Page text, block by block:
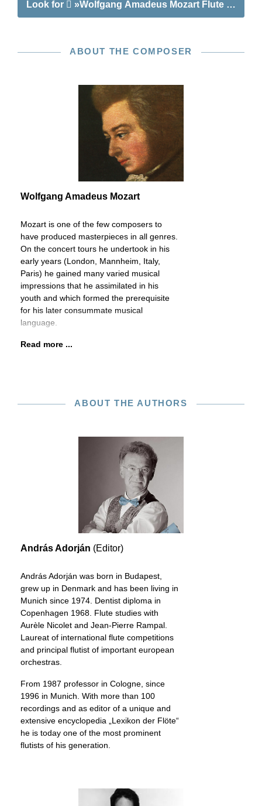
Look for »Wolfgang Amadeus Mozart Flute
ABOUT THE COMPOSER
Wolfgang Amadeus Mozart
Mozart is one of the few composers to
have produced masterpieces in all genres.
On the concert tours he undertook in his
early years (London, Mannheim, Italy,
Paris) he gained many varied musical
impressions that he assimilated in his
youth and which formed the prerequisite
for his later consummate musical
language.
Read more ...
ABOUT THE AUTHORS
András Adorján (Editor)
András Adorján was born in Budapest,
grew up in Denmark and has been living in
Munich since 1974. Dentist diploma in
Copenhagen 1968. Flute studies with
Aurèle Nicolet and Jean-Pierre Rampal.
Laureat of international flute competitions
and principal flutist of important european
orchestras.
From 1987 professor in Cologne, since
1996 in Munich. With more than 100
recordings and as editor of a unique and
extensive encyclopedia „Lexikon der Flöte“
he is today one of the most prominent
flutists of his generation.